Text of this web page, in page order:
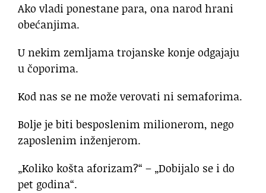
Ako vladi ponestane para, ona narod hrani
obećanjima.
U nekim zemljama trojanske konje odgajaju
u čoporima.
Kod nas se ne može verovati ni semaforima.
Bolje je biti besposlenim milionerom, nego
zaposlenim inženjerom.
„Koliko košta aforizam?“ – „Dobijalo se i do
pet godina“.